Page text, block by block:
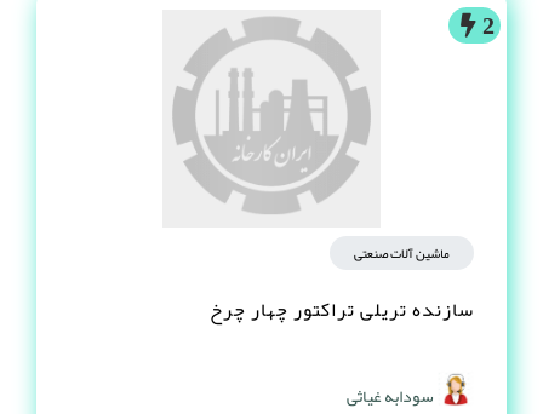
2
ماشین آلات صنعتی
سازنده تریلی تراکتور چهار چرخ
سودابه غیاثی